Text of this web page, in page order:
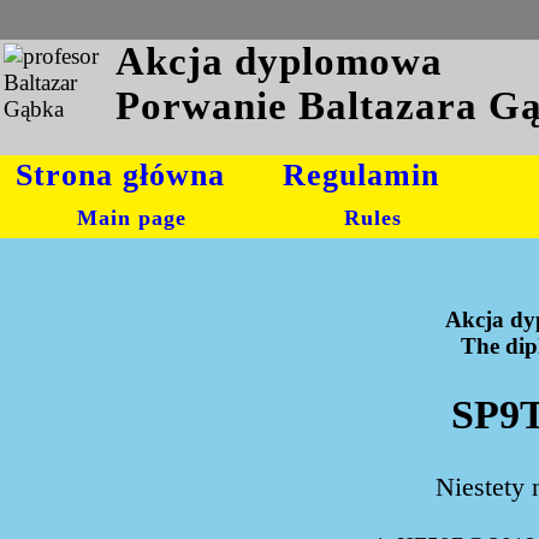
Akcja dyplomowa
Porwanie Baltazara
Strona główna
Main page
Regulamin
Rules
Akcja
The
Niestety